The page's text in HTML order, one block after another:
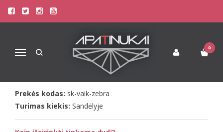
Navigacija
0
Pagrindinis Kombinezonai
Sofa Killer vaikiškas kombinezonas Zebra
SOFA KILLER VAIKIŠKAS
KOMBINEZONAS ZEBRA
Prekės kodas: sk-vaik-zebra
Turimas kiekis: Sandėlyje